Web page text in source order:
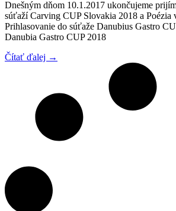
Dnešným dňom 10.1.2017 ukončujeme
súťaží Carving CUP Slovakia 2018 a Poézia
Prihlasovanie do súťaže Danubius Gastro
Danubia Gastro CUP 2018
Čítať ďalej →